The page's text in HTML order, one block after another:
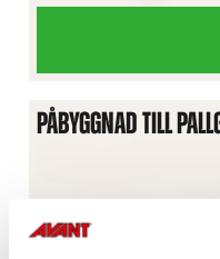
PÅBYGGNAD TILL